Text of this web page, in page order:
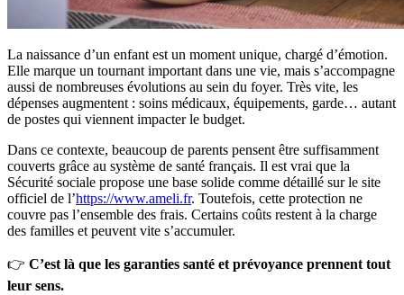
La naissance d’un enfant est un moment unique, chargé d’émotion.
Elle marque un tournant important dans une vie, mais s’accompagne
aussi de nombreuses évolutions au sein du foyer. Très vite, les
dépenses augmentent : soins médicaux, équipements, garde… autant
de postes qui viennent impacter le budget.
Dans ce contexte, beaucoup de parents pensent être suffisamment
couverts grâce au système de santé français. Il est vrai que la
Sécurité sociale propose une base solide comme détaillé sur le site
officiel de l’https://www.ameli.fr. Toutefois, cette protection ne
couvre pas l’ensemble des frais. Certains coûts restent à la charge
des familles et peuvent vite s’accumuler.
👉 C’est là que les garanties santé et prévoyance prennent tout
leur sens.